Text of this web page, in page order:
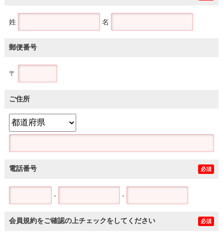
姓 名
郵便番号
〒
ご住所
電話番号 必須
- -
会員規約をご確認の上チェックをしてください 必須